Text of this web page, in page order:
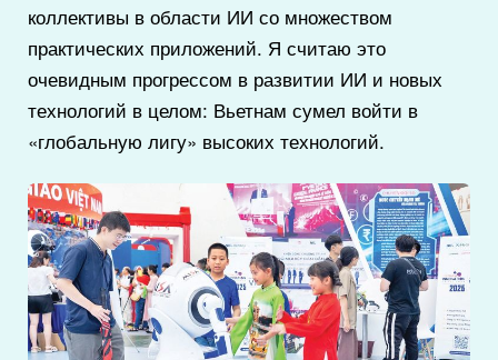
коллективы в области ИИ со множеством
практических приложений. Я считаю это
очевидным прогрессом в развитии ИИ и новых
технологий в целом: Вьетнам сумел войти в
«глобальную лигу» высоких технологий.